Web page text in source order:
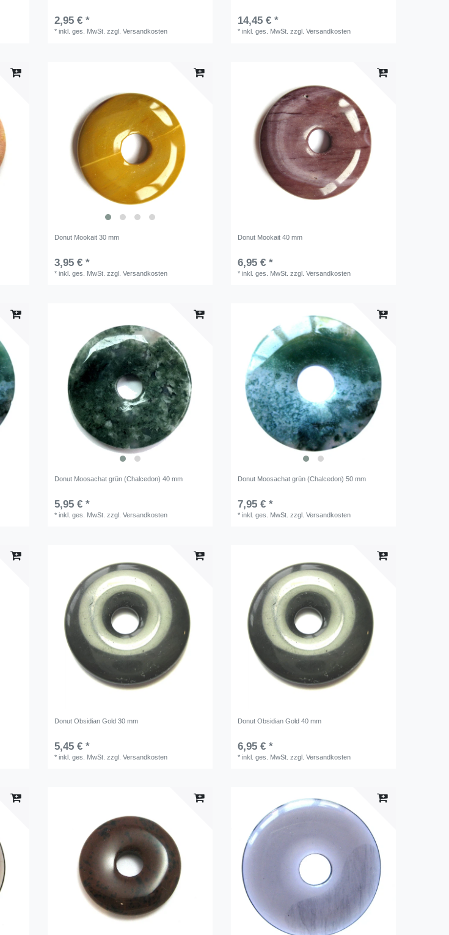
2,95 € *
*inkl. ges. MwSt. zzgl.Versandkosten
14,45 € *
*inkl. ges. MwSt. zzgl.Versandkosten
Donut Mookait 30 mm
3,95 € *
*inkl. ges. MwSt. zzgl.Versandkosten
Donut Mookait 40 mm
6,95 € *
*inkl. ges. MwSt. zzgl.Versandkosten
Donut Moosachat grün (Chalcedon) 40 mm
5,95 € *
*inkl. ges. MwSt. zzgl.Versandkosten
Donut Moosachat grün (Chalcedon) 50 mm
7,95 € *
*inkl. ges. MwSt. zzgl.Versandkosten
Donut Obsidian Gold 30 mm
5,45 € *
*inkl. ges. MwSt. zzgl.Versandkosten
Donut Obsidian Gold 40 mm
6,95 € *
*inkl. ges. MwSt. zzgl.Versandkosten